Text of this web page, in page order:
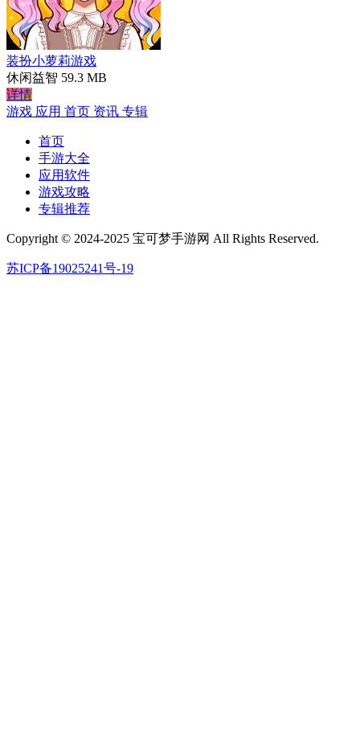
装扮小萝莉游戏
休闲益智 59.3 MB
详情
游戏 应用 首页 资讯 专辑
首页
手游大全
应用软件
游戏攻略
专辑推荐
Copyright © 2024-2025 宝可梦手游网 All Rights Reserved.
苏ICP备19025241号-19